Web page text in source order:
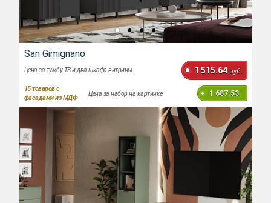
San Gimignano
Цена за тумбу ТВ и два шкафа-витрины 1 515.64 руб.
15товаров с
фасадами из МДФ
Цена за набор на картинке 1 687.53